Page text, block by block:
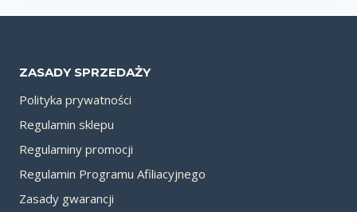
ZASADY SPRZEDAŻY
Polityka prywatności
Regulamin sklepu
Regulaminy promocji
Regulamin Programu Afiliacyjnego
Zasady gwarancji